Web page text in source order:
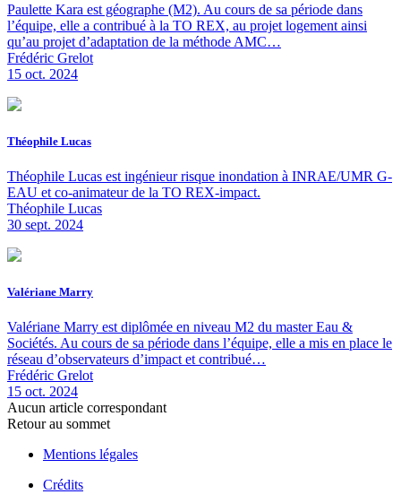
Paulette Kara est géographe (M2). Au cours de sa période dans
l’équipe, elle a contribué à la TO REX, au projet logement ainsi
qu’au projet d’adaptation de la méthode AMC…
Frédéric Grelot
15 oct. 2024
Théophile Lucas
Théophile Lucas est ingénieur risque inondation à INRAE/UMR G-
EAU et co-animateur de la TO REX-impact.
Théophile Lucas
30 sept. 2024
Valériane Marry
Valériane Marry est diplômée en niveau M2 du master Eau &
Sociétés. Au cours de sa période dans l’équipe, elle a mis en place le
réseau d’observateurs d’impact et contribué…
Frédéric Grelot
15 oct. 2024
Aucun article correspondant
Retour au sommet
Mentions légales
Crédits